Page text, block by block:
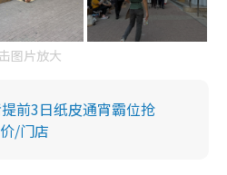
图片放大
前3日纸皮通宵霸位抢
/门店